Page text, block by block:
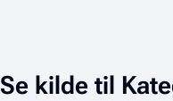
Se kilde til